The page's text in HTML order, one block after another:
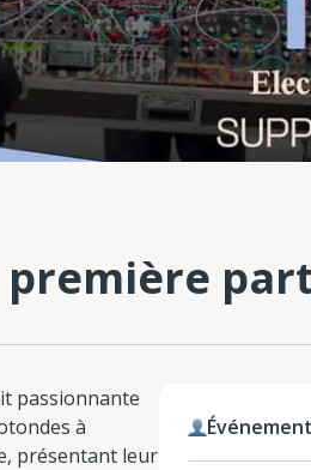
passionnante
à
présentant leur